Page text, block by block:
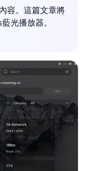
容。這篇文章將
光播放器。